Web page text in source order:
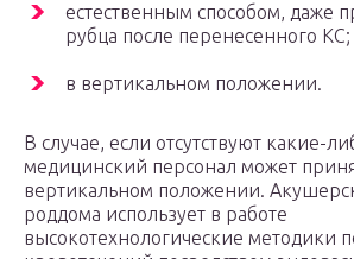
естественным способом, даже
рубца после перенесенного КС;
в вертикальном положении.
В случае, если отсутствуют какие-
медицинский персонал может
вертикальном положении.
роддома использует в работе
высокотехнологические методики